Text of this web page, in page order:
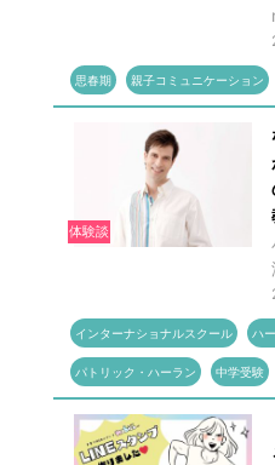
思春期 親子コミュニケーション
体験談
インターナショナルスクール ハ
パトリック・ハーラン 中学受験